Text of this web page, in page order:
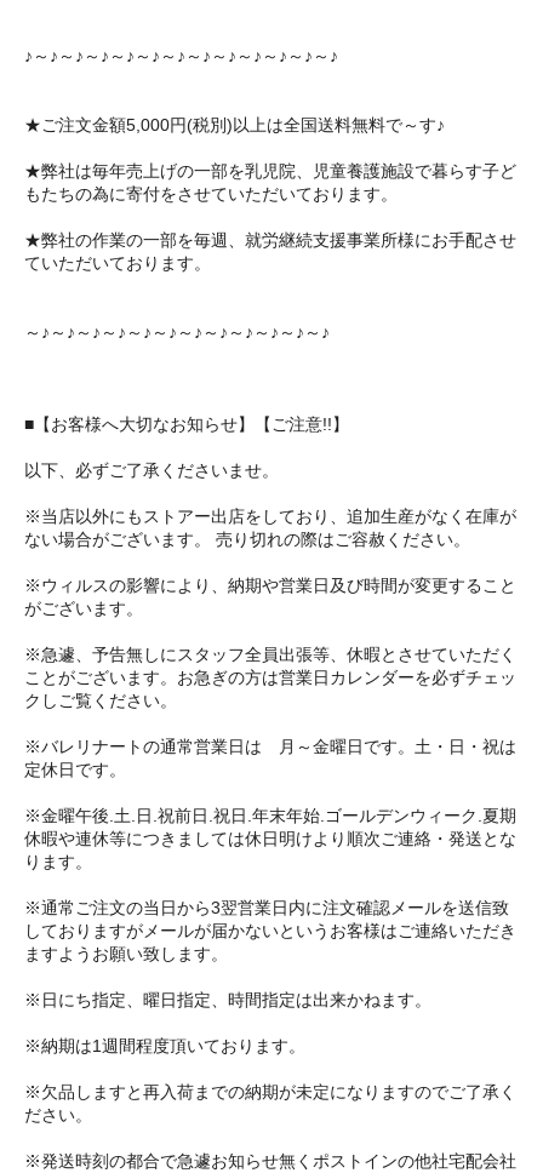
♪～♪～♪～♪～♪～♪～♪～♪～♪～♪～♪～♪～♪
★ご注文金額5,000円(税別)以上は全国送料無料で～す♪
★弊社は毎年売上げの一部を乳児院、児童養護施設で暮らす子ど
もたちの為に寄付をさせていただいております。
★弊社の作業の一部を毎週、就労継続支援事業所様にお手配させ
ていただいております。
～♪～♪～♪～♪～♪～♪～♪～♪～♪～♪～♪～♪
■【お客様へ大切なお知らせ】【ご注意!!】
以下、必ずご了承くださいませ。
※当店以外にもストアー出店をしており、追加生産がなく在庫が
ない場合がございます。 売り切れの際はご容赦ください。
※ウィルスの影響により、納期や営業日及び時間が変更すること
がございます。
※急遽、予告無しにスタッフ全員出張等、休暇とさせていただく
ことがございます。お急ぎの方は営業日カレンダーを必ずチェッ
クしご覧ください。
※バレリナートの通常営業日は 月～金曜日です。土・日・祝は
定休日です。
※金曜午後.土.日.祝前日.祝日.年末年始.ゴールデンウィーク.夏期
休暇や連休等につきましては休日明けより順次ご連絡・発送とな
ります。
※通常ご注文の当日から3翌営業日内に注文確認メールを送信致
しておりますがメールが届かないというお客様はご連絡いただき
ますようお願い致します。
※日にち指定、曜日指定、時間指定は出来かねます。
※納期は1週間程度頂いております。
※欠品しますと再入荷までの納期が未定になりますのでご了承く
ださい。
※発送時刻の都合で急遽お知らせ無くポストインの他社宅配会社